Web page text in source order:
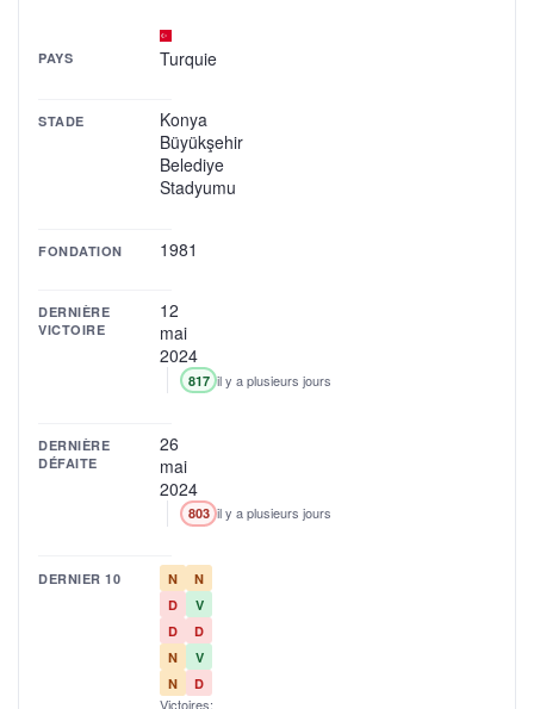
PAYS Turquie
STADE
Konya
Büyükşehir
Belediye
Stadyumu
FONDATION 1981
DERNIÈRE
VICTOIRE
12
mai
2024
817 il y a plusieurs jours
DERNIÈRE
DÉFAITE
26
mai
2024
803 il y a plusieurs jours
DERNIER 10 N
N
D
V
D
D
N
V
N
D
Victoires: